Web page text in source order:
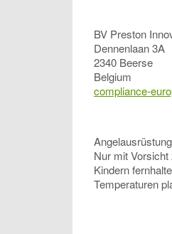
BV Preston
Dennenlaan 3A
2340 Beerse
Belgium
compliance-
Nur mit
Kindern
Temperaturen